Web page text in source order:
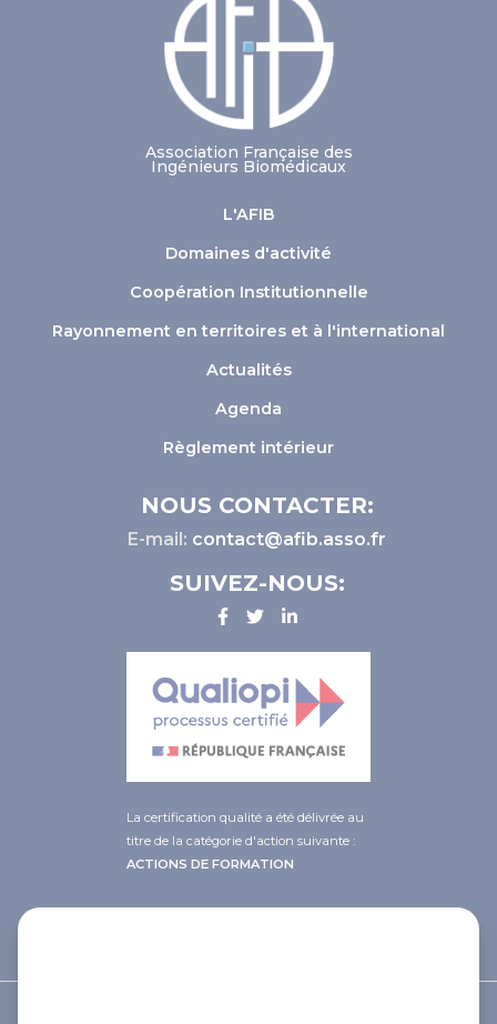
Association Française des
Ingénieurs Biomédicaux
L'AFIB
Domaines d'activité
Coopération Institutionnelle
Rayonnement en territoires et à l'international
Actualités
Agenda
Règlement intérieur
NOUS CONTACTER:
E-mail: contact@afib.asso.fr
SUIVEZ-NOUS:
La certification qualité a été délivrée au
titre de la catégorie d'action suivante :
ACTIONS DE FORMATION